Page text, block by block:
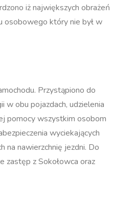
iż największych obrażeń
osobowego który nie był w
Przystąpiono do
w obu pojazdach, udzielenia
pomocy wszystkim osobom
wyciekających
na nawierzchnię jezdni. Do
zastęp z Sokołowca oraz